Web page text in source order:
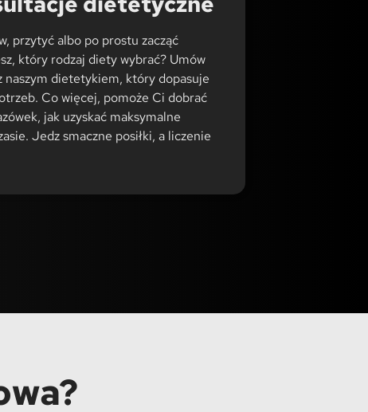
przytyć albo po prostu zacząć
który rodzaj diety wybrać? Umów
naszym dietetykiem, który dopasuje
Co więcej, pomoże Ci dobrać
jak uzyskać maksymalne
Jedz smaczne posiłki, a liczenie